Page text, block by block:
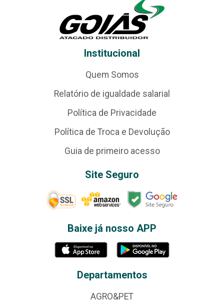
Institucional
Quem Somos
Relatório de igualdade salarial
Política de Privacidade
Política de Troca e Devolução
Guia de primeiro acesso
Site Seguro
Baixe já nosso APP
Departamentos
AGRO&PET